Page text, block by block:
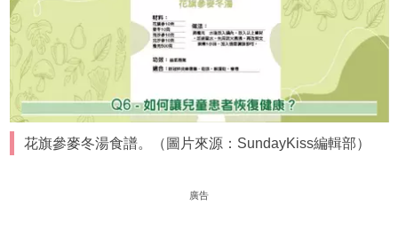
花旗參麥冬湯食譜。（圖片來源：SundayKiss編輯部）
廣告